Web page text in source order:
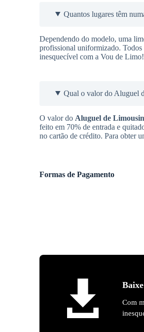
Quantos lugares têm
Dependendo do modelo, uma
profissional uniformizado. Todos
inesquecível com a Vou de Limo!
Qual o valor do Aluguel
O valor do Aluguel de
feito em 70% de entrada e
no cartão de crédito. Para obter
Formas de Pagamento
Com